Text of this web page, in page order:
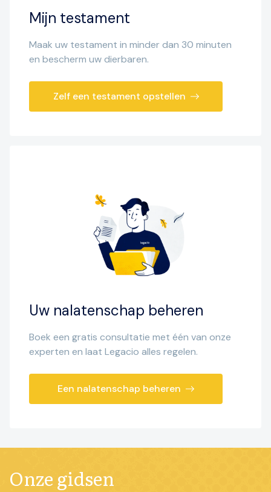
Mijn testament
Maak uw testament in minder dan 30 minuten
en bescherm uw dierbaren.
Zelf een testament opstellen
Uw nalatenschap beheren
Boek een gratis consultatie met één van onze
experten en laat Legacio alles regelen.
Een nalatenschap beheren
Onze gidsen